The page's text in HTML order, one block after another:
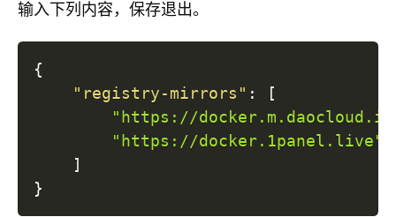
输入下列内容，保存退出。
{
"registry-mirrors" :
[
"https://
"https://docker.1panel.live"
]
}